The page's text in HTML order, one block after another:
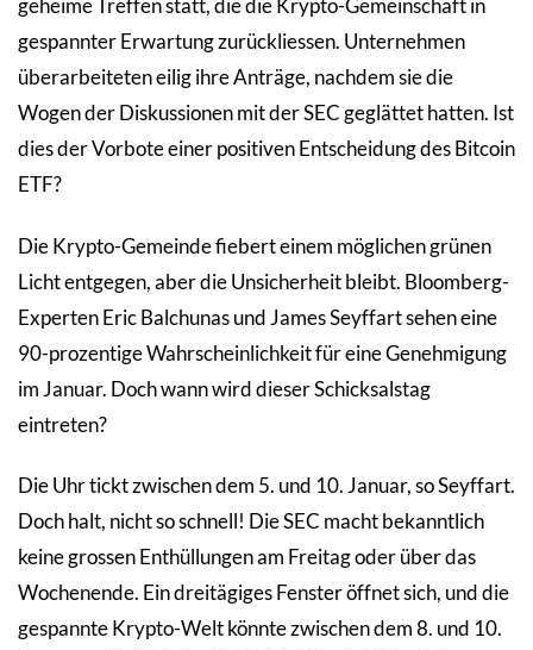
geheime Treffen statt, die die Krypto-Gemeinschaft in
gespannter Erwartung zurückliessen. Unternehmen
überarbeiteten eilig ihre Anträge, nachdem sie die
Wogen der Diskussionen mit der SEC geglättet hatten. Ist
dies der Vorbote einer positiven Entscheidung des Bitcoin
ETF?
Die Krypto-Gemeinde fiebert einem möglichen grünen
Licht entgegen, aber die Unsicherheit bleibt. Bloomberg-
Experten Eric Balchunas und James Seyffart sehen eine
90-prozentige Wahrscheinlichkeit für eine Genehmigung
im Januar. Doch wann wird dieser Schicksalstag
eintreten?
Die Uhr tickt zwischen dem 5. und 10. Januar, so Seyffart.
Doch halt, nicht so schnell! Die SEC macht bekanntlich
keine grossen Enthüllungen am Freitag oder über das
Wochenende. Ein dreitägiges Fenster öffnet sich, und die
gespannte Krypto-Welt könnte zwischen dem 8. und 10.